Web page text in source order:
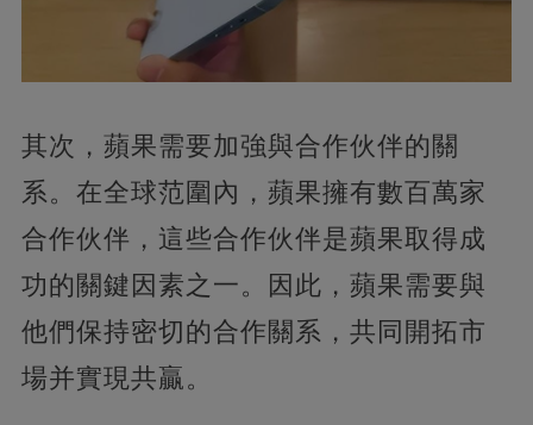
其次，蘋果需要加強與合作伙伴的關
系。在全球范圍內，蘋果擁有數百萬家
合作伙伴，這些合作伙伴是蘋果取得成
功的關鍵因素之一。因此，蘋果需要與
他們保持密切的合作關系，共同開拓市
場并實現共贏。